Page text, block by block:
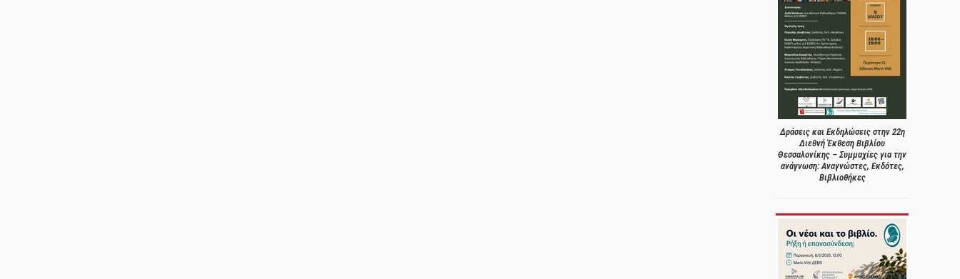
Δράσεις και Εκδηλώσεις στην 22η
Διεθνή Έκθεση Βιβλίου
Θεσσαλονίκης – Συμμαχίες για την
ανάγνωση: Αναγνώστες, Εκδότες,
Βιβλιοθήκες